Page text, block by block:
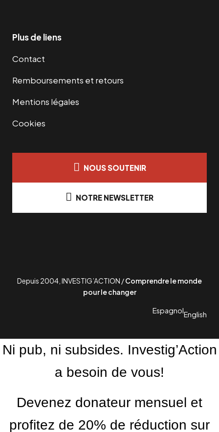
Plus de liens
Contact
Remboursements et retours
Mentions légales
Cookies
NOUS SOUTENIR
NOTRE NEWSLETTER
Depuis 2004, INVESTIG’ACTION /Comprendre le monde
pour le changer
EspagnolEnglish
Ni pub, ni subsides. Investig’Action
a besoin de vous!
Devenez donateur mensuel et
profitez de 20% de réduction sur